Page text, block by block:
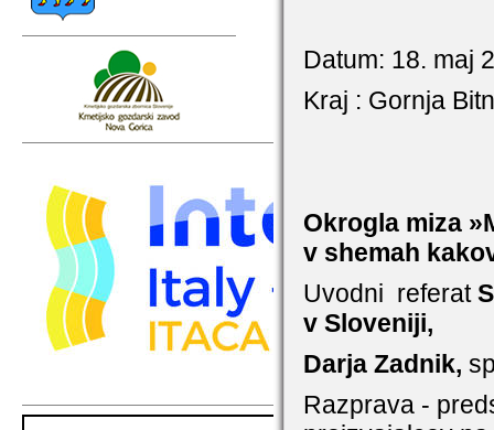
Datum: 18. maj
Kraj : Gornja
Okrogla miza
v shemah
Uvodni referat
v Sloveniji,
Darja Zadnik,
Razprava -